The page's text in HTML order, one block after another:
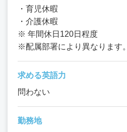
・育児休暇
・介護休暇
※ 年間休日120日程度
※配属部署により異なります。
求める英語力
問わない
勤務地